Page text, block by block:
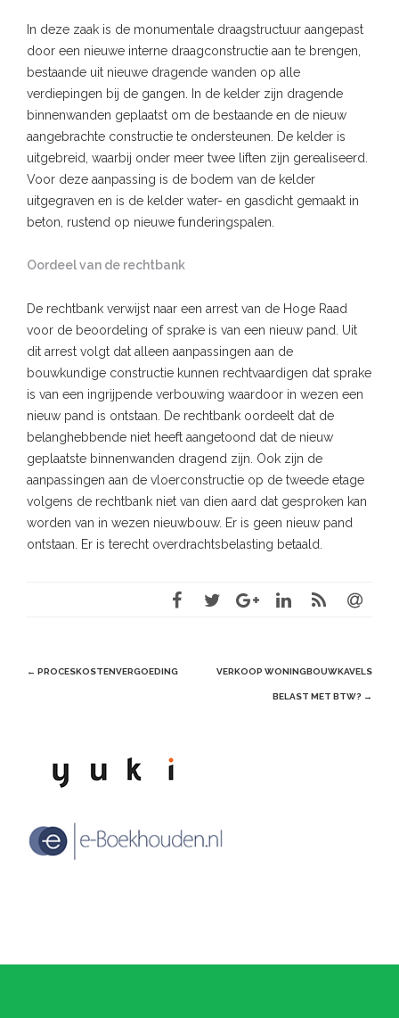
In deze zaak is de monumentale draagstructuur aangepast
door een nieuwe interne draagconstructie aan te brengen,
bestaande uit nieuwe dragende wanden op alle
verdiepingen bij de gangen. In de kelder zijn dragende
binnenwanden geplaatst om de bestaande en de nieuw
aangebrachte constructie te ondersteunen. De kelder is
uitgebreid, waarbij onder meer twee liften zijn gerealiseerd.
Voor deze aanpassing is de bodem van de kelder
uitgegraven en is de kelder water- en gasdicht gemaakt in
beton, rustend op nieuwe funderingspalen.
Oordeel van de rechtbank
De rechtbank verwijst naar een arrest van de Hoge Raad
voor de beoordeling of sprake is van een nieuw pand. Uit
dit arrest volgt dat alleen aanpassingen aan de
bouwkundige constructie kunnen rechtvaardigen dat sprake
is van een ingrijpende verbouwing waardoor in wezen een
nieuw pand is ontstaan. De rechtbank oordeelt dat de
belanghebbende niet heeft aangetoond dat de nieuw
geplaatste binnenwanden dragend zijn. Ook zijn de
aanpassingen aan de vloerconstructie op de tweede etage
volgens de rechtbank niet van dien aard dat gesproken kan
worden van in wezen nieuwbouw. Er is geen nieuw pand
ontstaan. Er is terecht overdrachtsbelasting betaald.
Post
← PROCESKOSTENVERGOEDING VERKOOP WONINGBOUWKAVELS
BELAST MET BTW? →